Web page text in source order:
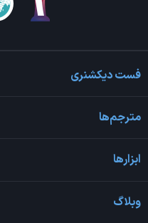
فست دیکشنری
مترجم‌ها
ابزارها
وبلاگ